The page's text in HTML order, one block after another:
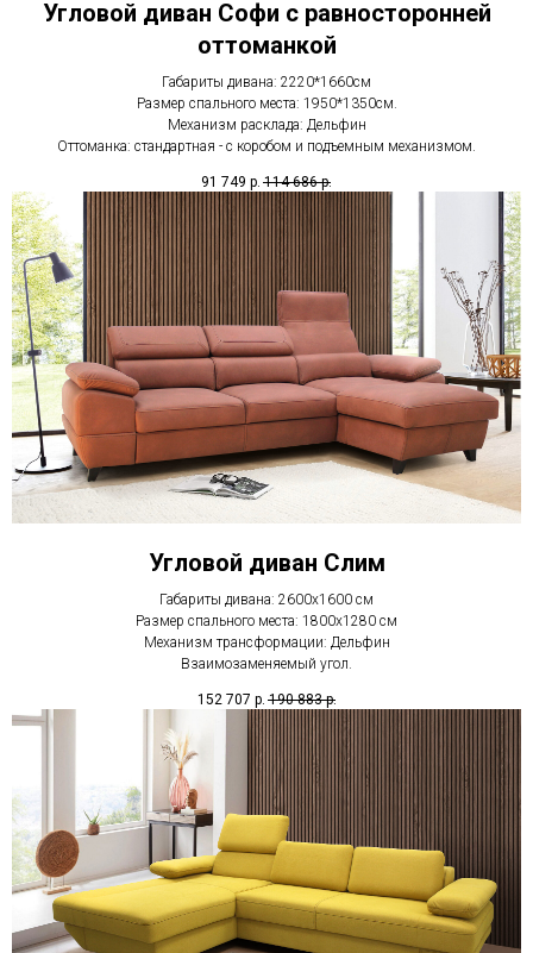
Угловой диван Софи с равносторонней
оттоманкой
Габариты дивана: 2220*1660см
Размер спального места: 1950*1350см.
Механизм расклада: Дельфин
Оттоманка: стандартная - с коробом и подъемным механизмом.
91 749 р. 114 686 р.
Угловой диван Слим
Габариты дивана: 2600x1600 см
Размер спального места: 1800x1280 см
Механизм трансформации: Дельфин
Взаимозаменяемый угол.
152 707 р. 190 883 р.